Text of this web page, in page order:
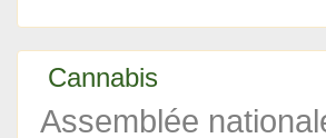
Cannabis
Assemblée